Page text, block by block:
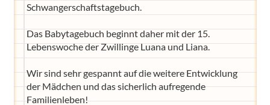
Schwangerschaftstagebuch.
Das Babytagebuch beginnt daher mit der 15.
Lebenswoche der Zwillinge Luana und Liana.
Wir sind sehr gespannt auf die weitere Entwicklung
der Mädchen und das sicherlich aufregende
Familienleben!